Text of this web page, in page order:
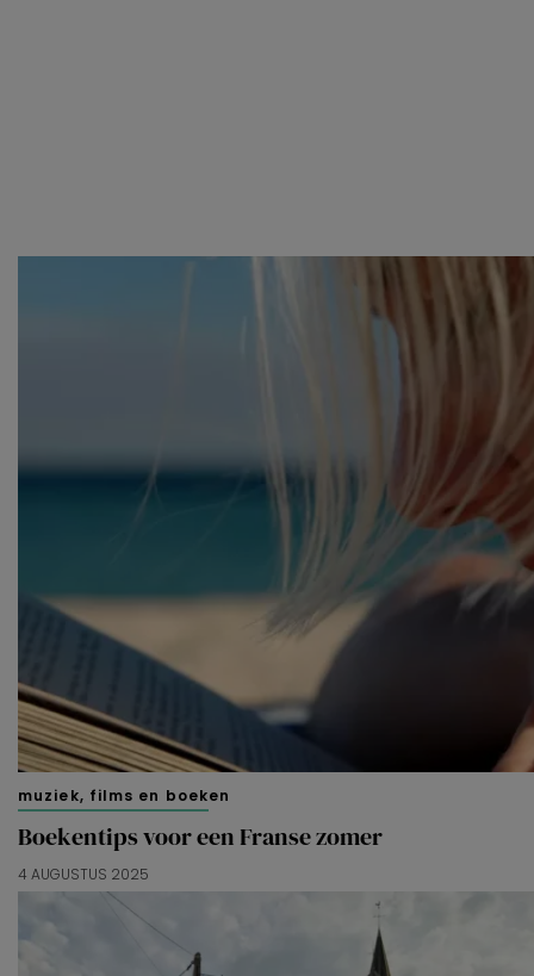
muziek, films en boeken
Boekentips voor een Franse zomer
4 AUGUSTUS 2025